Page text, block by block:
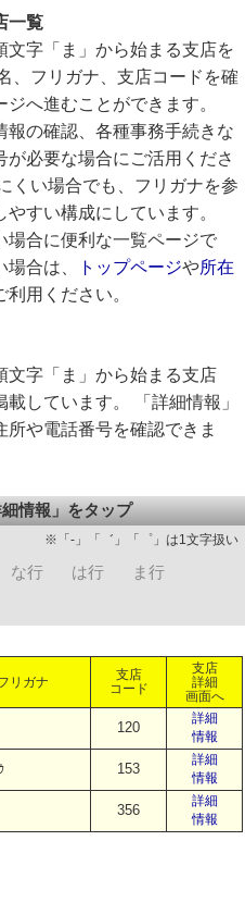
一覧
文字「ま」から始まる支店を
、フリガナ、支店コードを確
へ進むことができます。
の確認、各種事務手続きな
必要な場合にご活用くださ
くい場合でも、フリガナを参
すい構成にしています。
場合に便利な一覧ページで
合は、
トップページや所在
利用ください。
文字「ま」から始まる支店
しています。 「詳細情報」
や電話番号を確認できま
情報」をタップ
※「-」「゛」「゜」は1文字扱い
な行 は行
ま行
リガナ
支店
コード
支店
詳細
画面へ
120
詳細
情報
153
詳細
情報
356
詳細
情報